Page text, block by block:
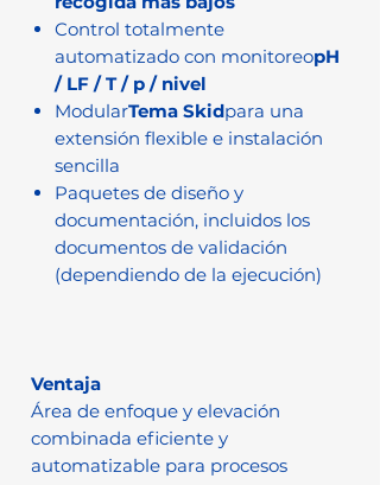
Control totalmente
automatizado con monitoreopH
/ LF / T / p / nivel
ModularTema Skidpara una
extensión flexible e instalación
sencilla
Paquetes de diseño y
documentación, incluidos los
documentos de validación
(dependiendo de la ejecución)
Ventaja
Área de enfoque y elevación
combinada eficiente y
automatizable para procesos